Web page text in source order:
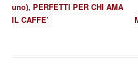
uno), PERFETTI PER CHI AMA
IL CAFFE’